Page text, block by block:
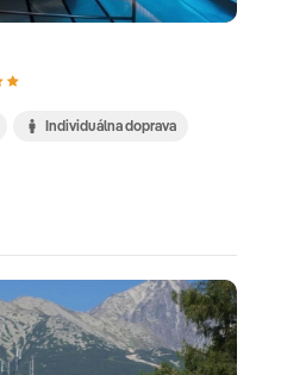
Individuálna doprava